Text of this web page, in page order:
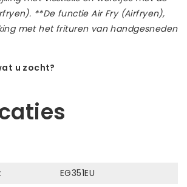
**De functie Air Fry (Airfryen),
met het frituren van handgesneden
u zocht?
EG351EU